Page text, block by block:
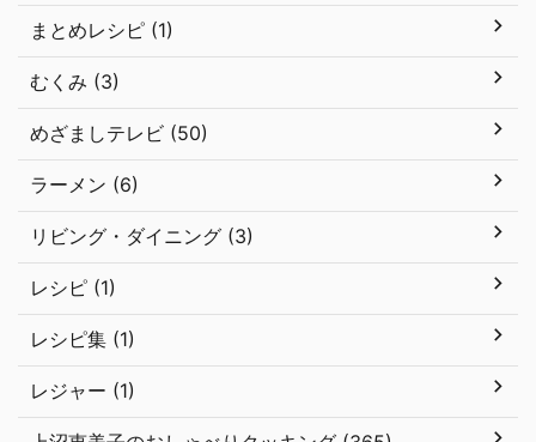
まとめレシピ (1)
むくみ (3)
めざましテレビ (50)
ラーメン (6)
リビング・ダイニング (3)
レシピ (1)
レシピ集 (1)
レジャー (1)